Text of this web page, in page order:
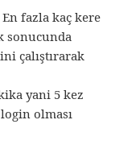
En fazla kaç kere
sonucunda
çalıştırarak
yani 5 kez
olması